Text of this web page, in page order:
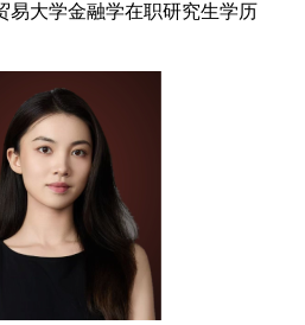
易大学金融学在职研究生学历